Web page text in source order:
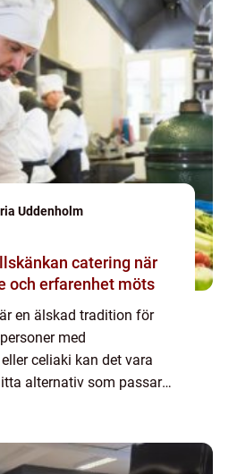
Uddenholm
catering när
och erfarenhet möts
en älskad tradition för
med
celiaki kan det vara
alternativ som passar